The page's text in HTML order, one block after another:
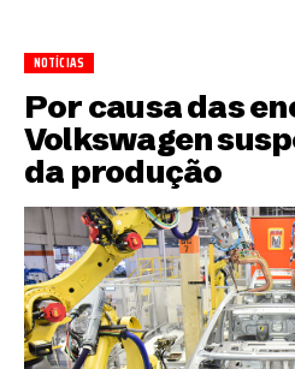
NOTÍCIAS
Por causa das
Volkswagen
da produção